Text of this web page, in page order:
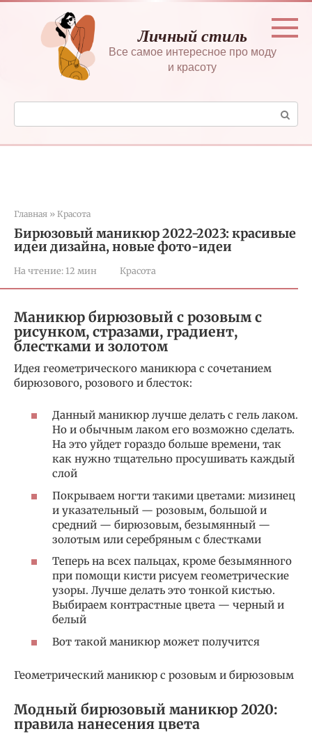
Перейти
контенту
Личный стиль
Все самое интересное про моду
и красоту
Поиск:
Главная » Красота
Бирюзовый маникюр 2022-2023: красивые
идеи дизайна, новые фото-идеи
На чтение: 12 мин Красота
Маникюр бирюзовый с розовым с
рисунком, стразами, градиент,
блестками и золотом
Идея геометрического маникюра с сочетанием
бирюзового, розового и блесток:
Данный маникюр лучше делать с гель лаком.
Но и обычным лаком его возможно сделать.
На это уйдет гораздо больше времени, так
как нужно тщательно просушивать каждый
слой
Покрываем ногти такими цветами: мизинец
и указательный — розовым, большой и
средний — бирюзовым, безымянный —
золотым или серебряным с блестками
Теперь на всех пальцах, кроме безымянного
при помощи кисти рисуем геометрические
узоры. Лучше делать это тонкой кистью.
Выбираем контрастные цвета — черный и
белый
Вот такой маникюр может получится
Геометрический маникюр с розовым и бирюзовым
Модный бирюзовый маникюр 2020:
правила нанесения цвета